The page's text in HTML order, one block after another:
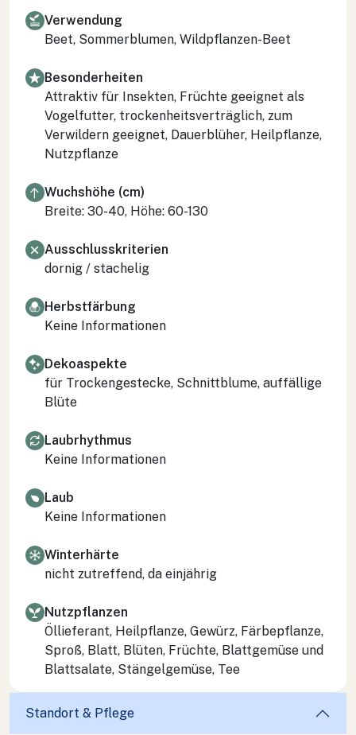
Verwendung
Beet, Sommerblumen, Wildpflanzen-Beet
Besonderheiten
Attraktiv für Insekten, Früchte geeignet als
Vogelfutter, trockenheitsverträglich, zum
Verwildern geeignet, Dauerblüher, Heilpflanze,
Nutzpflanze
Wuchshöhe (cm)
Breite: 30-40, Höhe: 60-130
Ausschlusskriterien
dornig / stachelig
Herbstfärbung
Keine Informationen
Dekoaspekte
für Trockengestecke, Schnittblume, auffällige
Blüte
Laubrhythmus
Keine Informationen
Laub
Keine Informationen
Winterhärte
nicht zutreffend, da einjährig
Nutzpflanzen
Öllieferant, Heilpflanze, Gewürz, Färbepflanze,
Sproß, Blatt, Blüten, Früchte, Blattgemüse und
Blattsalate, Stängelgemüse, Tee
Standort & Pflege